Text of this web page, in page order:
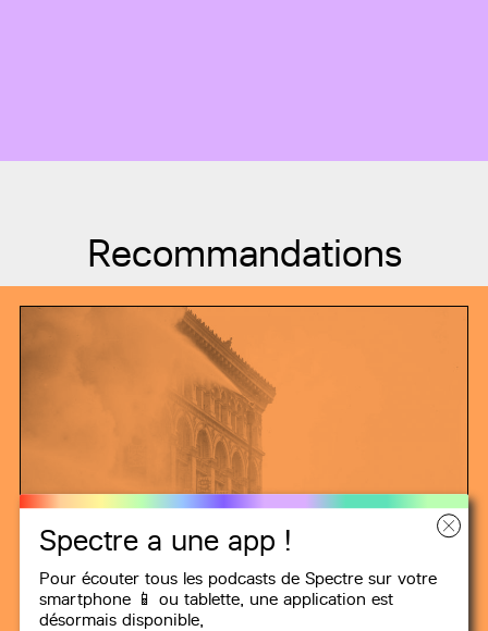
Spectre a une app !
Pour écouter tous les podcasts de Spectre sur votre
smartphone 📱 ou tablette, uneapplication est
désormais disponible,
Recommandations